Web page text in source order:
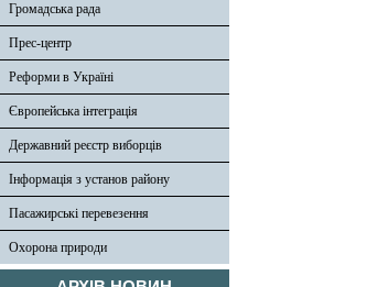
Громадська рада
Прес-центр
Реформи в Україні
Європейська інтеграція
Державний реєстр виборців
Інформація з установ району
Пасажирські перевезення
Охорона природи